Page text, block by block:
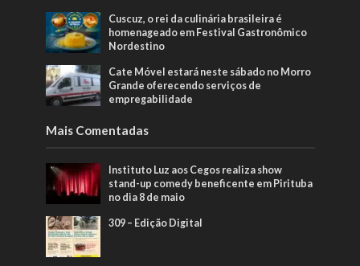
Cuscuz, o rei da culinária brasileira é
homenageado em Festival Gastronômico
Nordestino
Cate Móvel estará neste sábado no Morro
Grande oferecendo serviços de
empregabilidade
Mais Comentadas
Instituto Luz aos Cegos realiza show
stand-up comedy beneficente em Pirituba
no dia 8 de maio
309 – Edição Digital